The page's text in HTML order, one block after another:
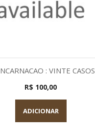
Visualização rápida
: VINTE CASOS
R$ 100,00
ADICIONAR